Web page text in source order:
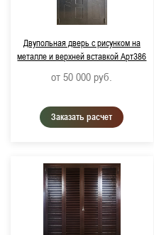
Двупольная дверь с рисунком на
металле и верхней вставкой Арт386
от 50 000 руб.
Заказать расчет